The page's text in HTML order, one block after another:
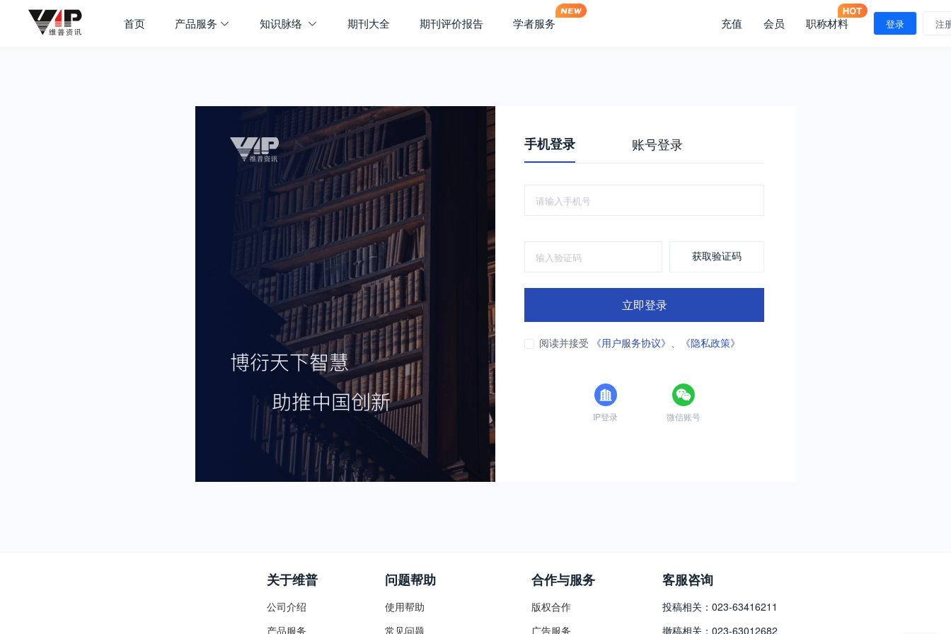
首页 产品服务 知识脉络 期刊大全 期刊评价报告 学者服务 充值 会员 职称材料 登录 注
手机登录 账号登录
获取验证码
立即登录
阅读并接受 《用户服务协议》 、 《隐私政策》
IP登录 微信账号
关于维普
公司介绍
产品服务
问题帮助
使用帮助
常见问题
合作与服务
版权合作
广告服务
客服咨询
投稿相关：023-63416211
撤稿相关：023-63012682